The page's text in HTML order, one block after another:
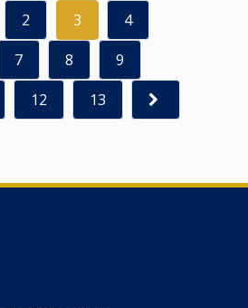
2 3
4
7 8
9
12 13